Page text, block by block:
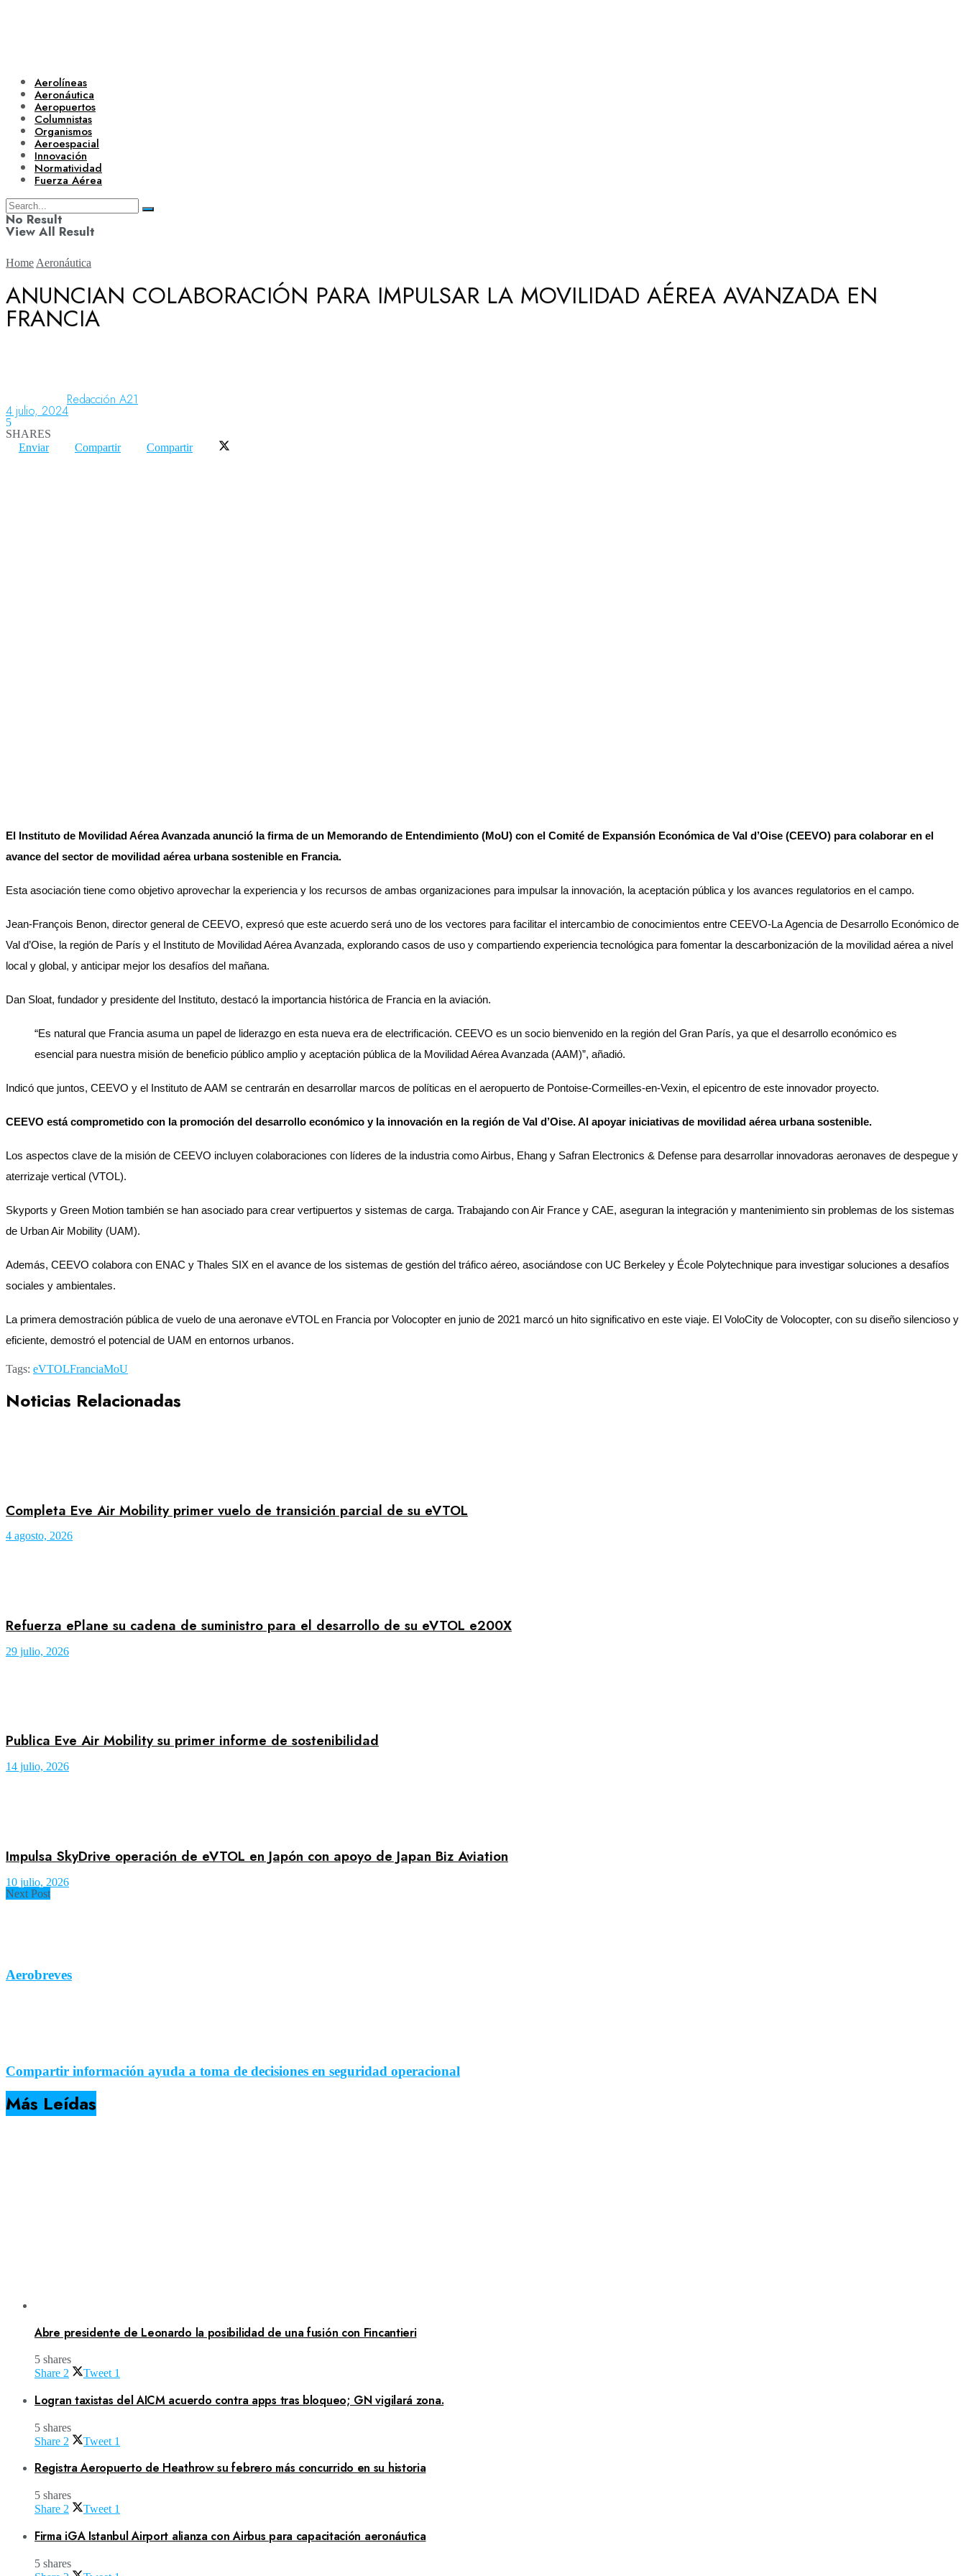
Aerolíneas
Aeronáutica
Aeropuertos
Columnistas
Organismos
Aeroespacial
Innovación
Normatividad
Fuerza Aérea
No Result
View All Result
Aerolíneas
Aeropuertos
No Result
Home Aeronáutica
ANUNCIAN COLABORACIÓN PARA IMPULSAR LA MOVILIDAD AÉREA AVANZADA EN
FRANCIA
Redacción A21
4 julio, 2024
5
SHARES
Enviar
Compartir Compartir
El Instituto de Movilidad Aérea Avanzada anunció la firma de un Memorando de Entendimiento (MoU) con el Comité de Expansión Económica de Val d’Oise (CEEVO) para colaborar en el
avance del sector de movilidad aérea urbana sostenible en Francia.
Esta asociación tiene como objetivo aprovechar la experiencia y los recursos de ambas organizaciones para impulsar la innovación, la aceptación pública y los avances regulatorios en el campo.
Jean-François Benon, director general de CEEVO, expresó que este acuerdo será uno de los vectores para facilitar el intercambio de conocimientos entre CEEVO-La Agencia de Desarrollo Económico de
Val d’Oise, la región de París y el Instituto de Movilidad Aérea Avanzada, explorando casos de uso y compartiendo experiencia tecnológica para fomentar la descarbonización de la movilidad aérea a nivel
local y global, y anticipar mejor los desafíos del mañana.
Dan Sloat, fundador y presidente del Instituto, destacó la importancia histórica de Francia en la aviación.
“Es natural que Francia asuma un papel de liderazgo en esta nueva era de electrificación. CEEVO es un socio bienvenido en la región del Gran París, ya que el desarrollo económico es
esencial para nuestra misión de beneficio público amplio y aceptación pública de la Movilidad Aérea Avanzada (AAM)”, añadió.
Indicó que juntos, CEEVO y el Instituto de AAM se centrarán en desarrollar marcos de políticas en el aeropuerto de Pontoise-Cormeilles-en-Vexin, el epicentro de este innovador proyecto.
CEEVO está comprometido con la promoción del desarrollo económico y la innovación en la región de Val d’Oise. Al apoyar iniciativas de movilidad aérea urbana sostenible.
Los aspectos clave de la misión de CEEVO incluyen colaboraciones con líderes de la industria como Airbus, Ehang y Safran Electronics & Defense para desarrollar innovadoras aeronaves de despegue y
aterrizaje vertical (VTOL).
Skyports y Green Motion también se han asociado para crear vertipuertos y sistemas de carga. Trabajando con Air France y CAE, aseguran la integración y mantenimiento sin problemas de los sistemas
de Urban Air Mobility (UAM).
Además, CEEVO colabora con ENAC y Thales SIX en el avance de los sistemas de gestión del tráfico aéreo, asociándose con UC Berkeley y École Polytechnique para investigar soluciones a desafíos
sociales y ambientales.
La primera demostración pública de vuelo de una aeronave eVTOL en Francia por Volocopter en junio de 2021 marcó un hito significativo en este viaje. El VoloCity de Volocopter, con su diseño silencioso y
eficiente, demostró el potencial de UAM en entornos urbanos.
Tags: eVTOLFranciaMoU
Noticias Relacionadas
Completa Eve Air Mobility primer vuelo de transición parcial de su eVTOL
4 agosto, 2026
Refuerza ePlane su cadena de suministro para el desarrollo de su eVTOL e200X
29 julio, 2026
Publica Eve Air Mobility su primer informe de sostenibilidad
14 julio, 2026
Impulsa SkyDrive operación de eVTOL en Japón con apoyo de Japan Biz Aviation
10 julio, 2026
Next Post
Aerobreves
Compartir información ayuda a toma de decisiones en seguridad operacional
Más Leídas
Abre presidente de Leonardo la posibilidad de una fusión con Fincantieri
5 shares
Share 2 Tweet 1
Logran taxistas del AICM acuerdo contra apps tras bloqueo; GN vigilará zona.
5 shares
Share 2 Tweet 1
Registra Aeropuerto de Heathrow su febrero más concurrido en su historia
5 shares
Share 2 Tweet 1
Firma iGA Istanbul Airport alianza con Airbus para capacitación aeronáutica
5 shares